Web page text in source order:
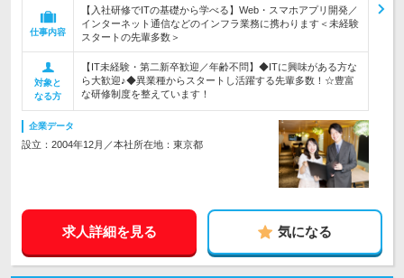
仕事内容
【入社研修でITの基礎から学べる】Web・スマホアプリ開発／
インターネット通信などのインフラ業務に携わります＜未経験
スタートの先輩多数＞
対象と
なる方
【IT未経験・第二新卒歓迎／年齢不問】◆ITに興味がある方な
ら大歓迎♪◆異業種からスタートし活躍する先輩多数！☆豊富
な研修制度を整えています！
企業データ
設立：2004年12月／本社所在地：東京都
求人詳細を見る 気になる